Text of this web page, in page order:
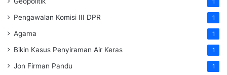
1
Pengawalan Komisi III DPR 1
Agama 1
Bikin Kasus Penyiraman Air Keras 1
Jon Firman Pandu 1